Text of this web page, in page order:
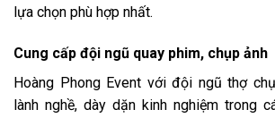
lựa chọn phù hợp nhất.
Cung cấp đội ngũ quay phim, chụp ảnh
Hoàng Phong Event với đội ngũ thợ
lành nghề, dày dặn kinh nghiệm trong